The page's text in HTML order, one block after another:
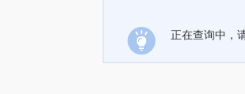
正在查询中，